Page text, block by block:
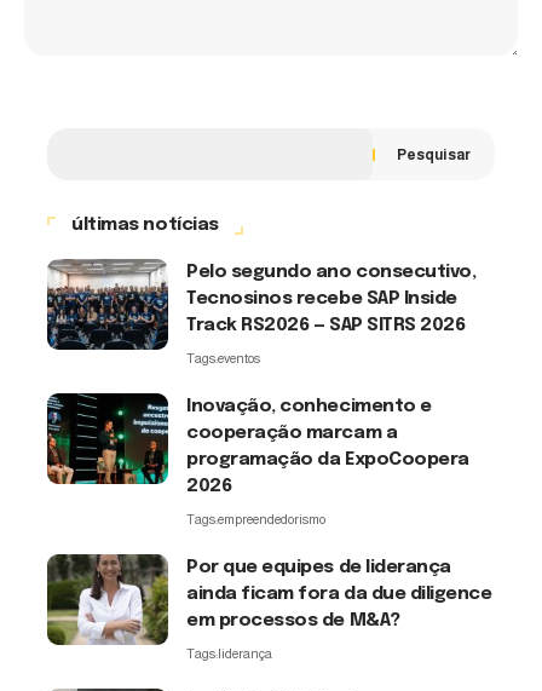
Pesquisar
últimas notícias
Pelo segundo ano consecutivo,
Tecnosinos recebe SAP Inside
Track RS2026 — SAP SITRS 2026
Tags:eventos
Inovação, conhecimento e
cooperação marcam a
programação da ExpoCoopera
2026
Tags:empreendedorismo
Por que equipes de liderança
ainda ficam fora da due diligence
em processos de M&A?
Tags: liderança